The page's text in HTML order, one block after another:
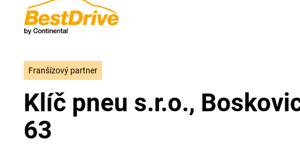
Franšízový partner
Klíč pneu s.r.o.,
63